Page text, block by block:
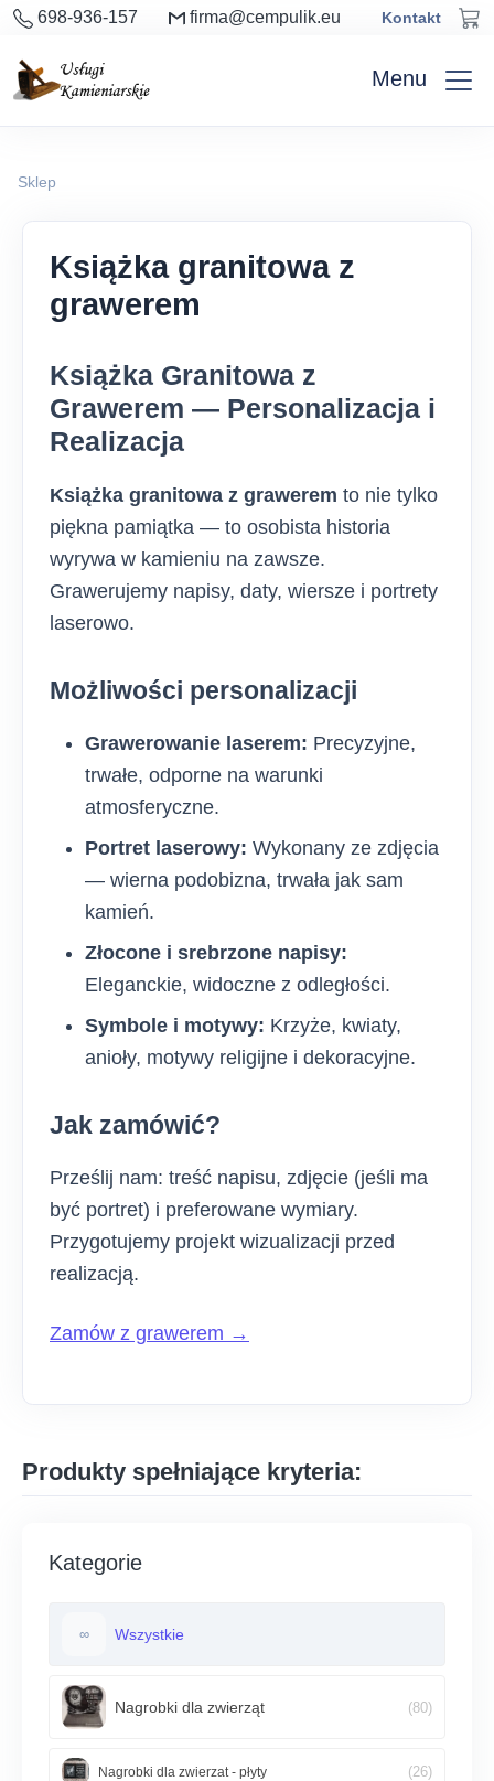
698-936-157 firma@cempulik.eu Kontakt
Menu
Sklep
Książka granitowa z
grawerem
Książka Granitowa z
Grawerem — Personalizacja i
Realizacja
Książka granitowa z grawerem to nie tylko
piękna pamiątka — to osobista historia
wyrywa w kamieniu na zawsze.
Grawerujemy napisy, daty, wiersze i portrety
laserowo.
Możliwości personalizacji
Grawerowanie laserem: Precyzyjne,
trwałe, odporne na warunki
atmosferyczne.
Portret laserowy: Wykonany ze zdjęcia
— wierna podobizna, trwała jak sam
kamień.
Złocone i srebrzone napisy:
Eleganckie, widoczne z odległości.
Symbole i motywy: Krzyże, kwiaty,
anioły, motywy religijne i dekoracyjne.
Jak zamówić?
Prześlij nam: treść napisu, zdjęcie (jeśli ma
być portret) i preferowane wymiary.
Przygotujemy projekt wizualizacji przed
realizacją.
Zamów z grawerem →
Produkty spełniające kryteria:
Kategorie
∞ Wszystkie
Nagrobki dla zwierząt (80)
Nagrobki dla zwierzat - płyty (26)